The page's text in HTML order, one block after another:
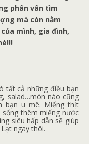
phân vân tìm
mà còn nằm
mình, gia đình,
tất cả những điều bạn
salad…món nào cũng
bạn u mê. Miếng thịt
thêm miếng nước
siêu hấp dẫn sẽ giúp
ngay thôi.